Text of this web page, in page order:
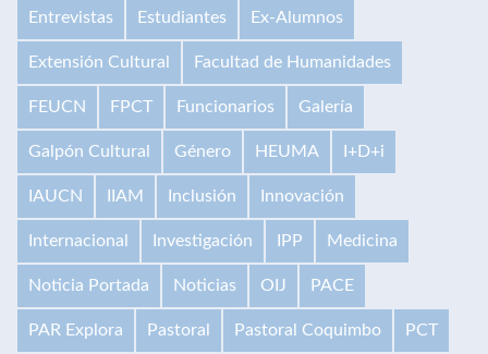
Entrevistas Estudiantes Ex-Alumnos
Extensión Cultural Facultad de Humanidades
FEUCN FPCT Funcionarios Galería
Galpón Cultural Género HEUMA I+D+i
IAUCN IIAM Inclusión Innovación
Internacional Investigación IPP Medicina
Noticia Portada Noticias OIJ PACE
PAR Explora Pastoral Pastoral Coquimbo PCT